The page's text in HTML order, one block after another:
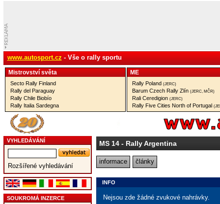
www.autosport.cz - Vše o rally sportu
Mistrovství­ světa
Secto Rally Finland
Rally del Paraguay
Rally Chile Biobío
Rally Italia Sardegna
ME
Rally Poland (JERC)
Barum Czech Rally Zlín (JERC, MČR)
Rali Ceredigion (JERC)
Rally Five Cities North of Portugal
VYHLEDÁVÁNÍ
Rozšířené vyhledávání
SOUKROMÁ INZERCE
MS 14- Rally Argentina
informace články
INFO
Nejsou zde žádné zvukové nahrávky.